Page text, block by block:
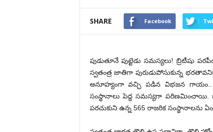
SHARE Facebook
పుడుతూనే పుట్టెడు సమస్యలు! బ్రిటీషు
స్వతంత్ర జాతిగా పురుడుపోసుకున్న
అనూహ్యంగా వచ్చి పడిన విభజన గాయం..
సంస్థానాలు పెద్ద సమస్యగా
పరచుకుని ఉన్న 565 రాజరిక